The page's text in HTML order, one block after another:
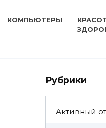
КОМПЬЮТЕРЫ
Рубрики
Активный